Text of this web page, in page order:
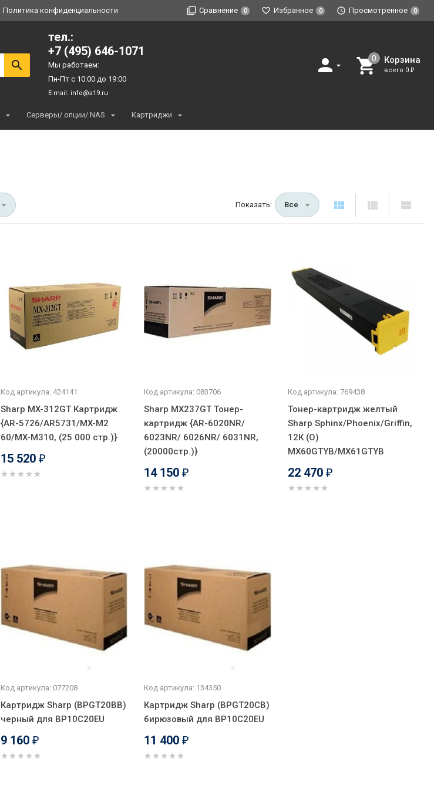
Политика конфиденциальности Сравнение 0 Избранное 0 Просмотренное 0
тел.:
+7 (495) 646-1071
Мы работаем:
Пн-Пт с 10:00 до 19:00
E-mail: info@a19.ru
Корзина
всего 0 ₽
Серверы/ опции/ NAS Картриджи
Показать: Все
Код артикула: 424141
Sharp MX-312GT Картридж
{AR-5726/AR5731/MX-M2
60/MX-M310, (25 000 стр.)}
15 520 ₽
Код артикула: 083706
Sharp MX237GT Тонер-
картридж {AR-6020NR/
6023NR/ 6026NR/ 6031NR,
(20000стр.)}
14 150 ₽
Код артикула: 769438
Тонер-картридж желтый
Sharp Sphinx/Phoenix/Griffin,
12К (О)
MX60GTYB/MX61GTYB
22 470 ₽
Код артикула: 077208
Картридж Sharp (BPGT20BB)
черный для BP10C20EU
9 160 ₽
Код артикула: 134350
Картридж Sharp (BPGT20CB)
бирюзовый для BP10C20EU
11 400 ₽